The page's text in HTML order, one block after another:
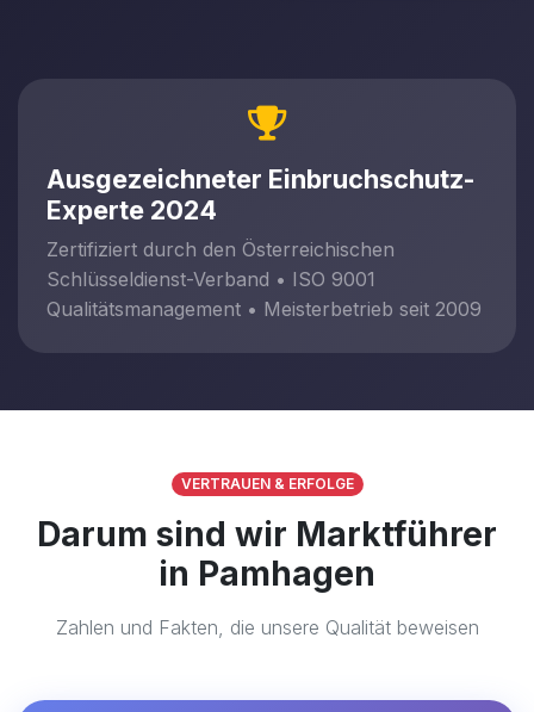
Ausgezeichneter Einbruchschutz-
Experte 2024
Zertifiziert durch den Österreichischen
Schlüsseldienst-Verband • ISO 9001
Qualitätsmanagement • Meisterbetrieb seit 2009
VERTRAUEN & ERFOLGE
Darum sind wir Marktführer
in Pamhagen
Zahlen und Fakten, die unsere Qualität beweisen